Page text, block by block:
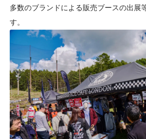
多数のブランドによる販売ブースの出展
す。